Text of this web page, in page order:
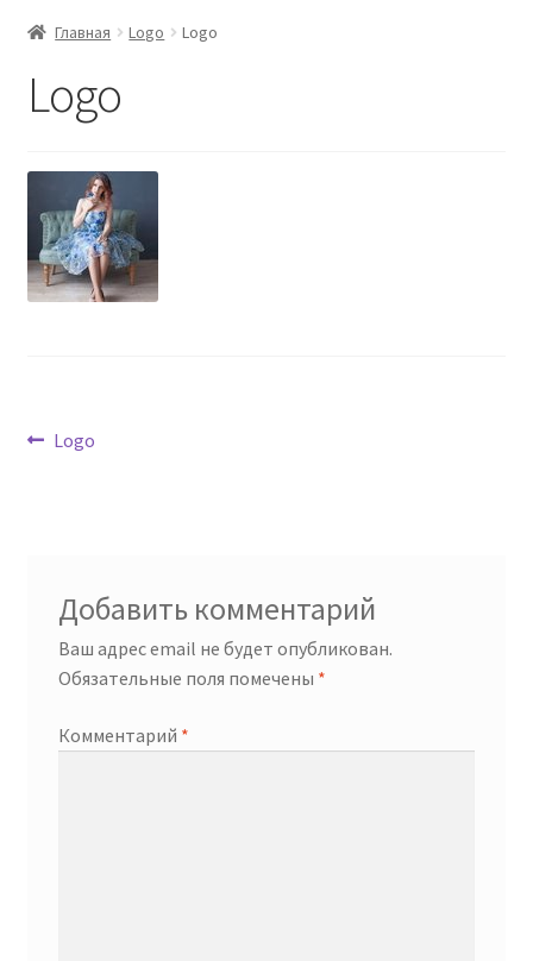
Главная Logo Logo
Logo
Навигация
Предыдущая
Logo
Добавить комментарий
Ваш адрес email не будет опубликован.
Обязательные поля помечены *
Комментарий *